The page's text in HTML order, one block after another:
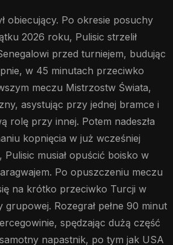
obiecujący. Po okresie posuchy
2026 roku, Pulisic strzelił
przed turniejem, budując
w 45 minutach przeciwko
meczu Mistrzostw Świata,
asystując przy jednej bramce i
rolę przy innej. Potem nadeszła
kopnięcia w już wcześniej
Pulisic musiał opuścić boisko w
Po opuszczeniu meczu
na krótko przeciwko Turcji w
Rozegrał pełne 90 minut
spędzając dużą część
napastnik, po tym jak USA